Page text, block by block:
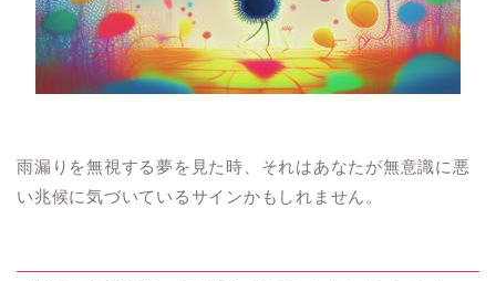
雨漏りを無視する夢を見た時、それはあなたが無意識に悪
い兆候に気づいているサインかもしれません。